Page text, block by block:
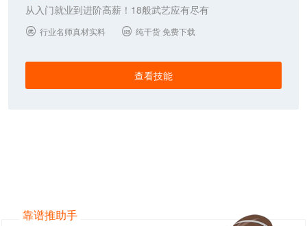
从入门就业到进阶高薪！18般武艺应有尽有
 行业名师真材实料  纯干货 免费下载
查看技能
靠谱推助手